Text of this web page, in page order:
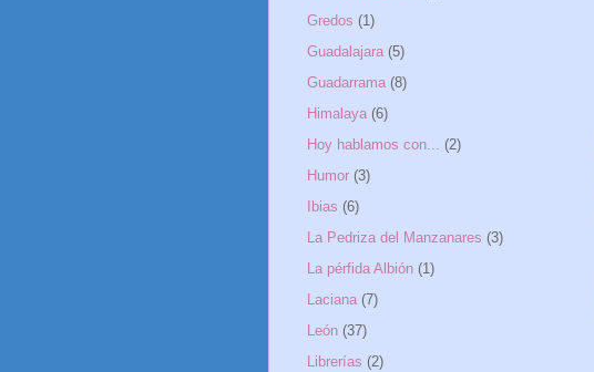
Gredos (1)
Guadalajara (5)
Guadarrama (8)
Himalaya (6)
Hoy hablamos con... (2)
Humor (3)
Ibias (6)
La Pedriza del Manzanares (3)
La pérfida Albión (1)
Laciana (7)
León (37)
Librerías (2)